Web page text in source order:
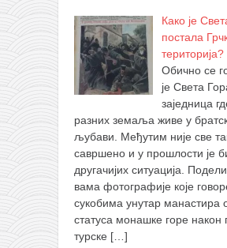
Како је
постала
територија?
Обично се
је Света
заједница
разних земаља живе у
љубави. Међутим није све
савршено и у прошлости је
другачијих ситуација.
вама фотографије које
сукобима унутар манастира
статуса монашке горе након
турске […]